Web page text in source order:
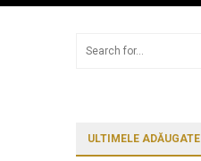
ULTIMELE ADĂUGATE